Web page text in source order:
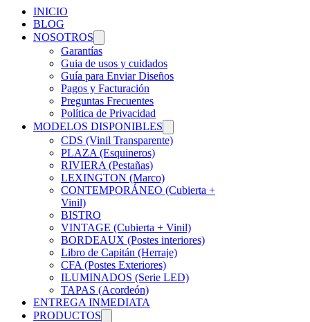
INICIO
BLOG
NOSOTROS
Garantías
Guia de usos y cuidados
Guía para Enviar Diseños
Pagos y Facturación
Preguntas Frecuentes
Política de Privacidad
MODELOS DISPONIBLES
CDS (Vinil Transparente)
PLAZA (Esquineros)
RIVIERA (Pestañas)
LEXINGTON (Marco)
CONTEMPORÁNEO (Cubierta +
Vinil)
BISTRO
VINTAGE (Cubierta + Vinil)
BORDEAUX (Postes interiores)
Libro de Capitán (Herraje)
CFA (Postes Exteriores)
ILUMINADOS (Serie LED)
TAPAS (Acordeón)
ENTREGA INMEDIATA
PRODUCTOS